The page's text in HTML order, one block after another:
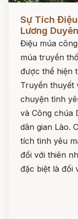
Sự Tích
Lương
Điệu múa
múa truyền
được thể hiện
Truyền thuyết
chuyện tình
và Công chúa
dân gian Lào.
tích tình yêu
đối với thiên
đặc biệt là đối